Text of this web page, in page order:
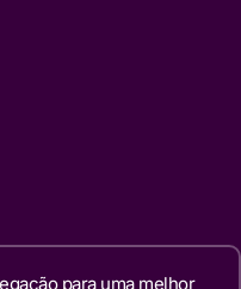
para uma melhor